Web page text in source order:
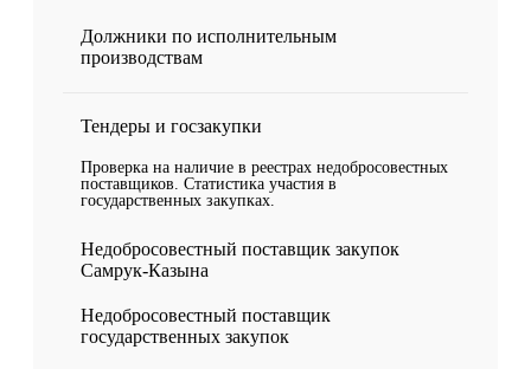
Должники по исполнительным
производствам
Тендеры и госзакупки
Проверка на наличие в реестрах недобросовестных
поставщиков. Статистика участия в
государственных закупках.
Недобросовестный поставщик закупок
Самрук-Казына
Недобросовестный поставщик
государственных закупок